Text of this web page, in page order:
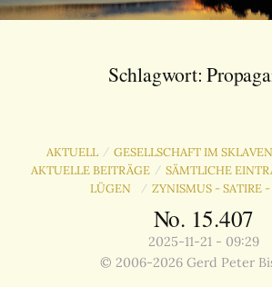
Schlagwort:
AKTUELL / GESELLSCHAFT IM
AKTUELLE BEITRÄGE / SÄMTLICHE
LÜGEN
/ ZYNISMUS - SATIRE
No. 15.407
2025-11-21 - 09:29
© 2006-2026 Gerd Peter